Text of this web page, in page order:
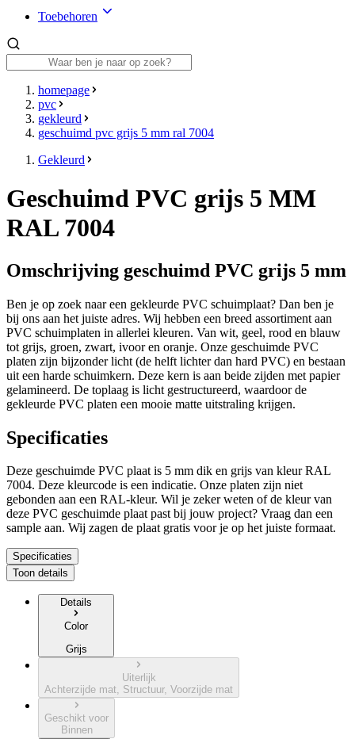
Toebehoren
homepage
pvc
gekleurd
geschuimd pvc grijs 5 mm ral 7004
Gekleurd
Geschuimd PVC grijs 5 MM
RAL 7004
Omschrijving geschuimd PVC grijs 5 mm
Ben je op zoek naar een gekleurde PVC schuimplaat? Dan ben je
bij ons aan het juiste adres. Wij hebben een breed assortiment aan
PVC schuimplaten in allerlei kleuren. Van wit, geel, rood en blauw
tot grijs, groen, zwart, ivoor en oranje. Onze geschuimde PVC
platen zijn bijzonder licht (de helft lichter dan hard PVC) en bestaan
uit een harde schuimkern. Deze kern is aan beide zijden met papier
gelamineerd. De toplaag is licht gestructureerd, waardoor de
gekleurde PVC platen een mooie matte uitstraling krijgen.
Specificaties
Deze geschuimde PVC plaat is 5 mm dik en grijs van kleur RAL
7004. Deze kleurcode is een indicatie. Onze platen zijn niet
gebonden aan een RAL-kleur. Wil je zeker weten of de kleur van
deze PVC geschuimde plaat past bij jouw project? Vraag dan een
sample aan. Wij zagen de plaat gratis voor je op het juiste formaat.
Specificaties
Toon details
Details
Color
Grijs
Uiterlijk
Achterzijde mat, Structuur, Voorzijde mat
Geschikt voor
Binnen